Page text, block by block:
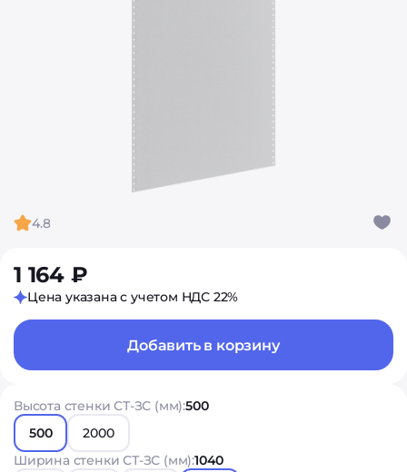
4.8
1 164 ₽
Цена указана с учетом НДС 22%
Добавить в корзину
Высота стенки СТ-ЗС (мм):500
500
2000
Ширина стенки СТ-ЗС (мм):1040